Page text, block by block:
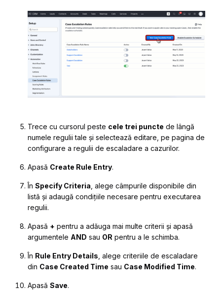
Trece cu cursorul peste cele trei puncte de lângă
numele regulii tale și selectează editare, pe pagina de
configurare a regulii de escaladare a cazurilor.
Apasă Create Rule Entry.
În Specify Criteria , alege câmpurile disponibile din
listă și adaugă condițiile necesare pentru executarea
regulii.
Apasă + pentru a adăuga mai multe criterii și apasă
argumentele AND sau OR pentru a le schimba.
În Rule Entry Details , alege criteriile de escaladare
din Case Created Time sau Case Modified Time.
Apasă Save.